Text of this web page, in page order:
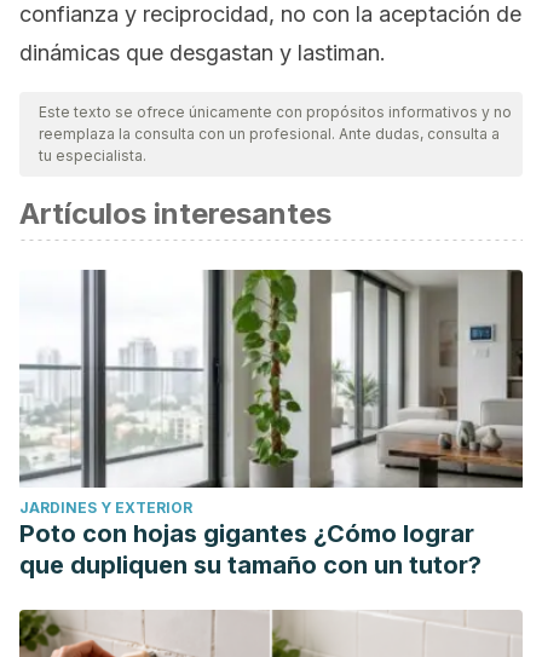
confianza y reciprocidad, no con la aceptación de
dinámicas que desgastan y lastiman.
Este texto se ofrece únicamente con propósitos informativos y no
reemplaza la consulta con un profesional. Ante dudas, consulta a
tu especialista.
Artículos interesantes
JARDINES Y EXTERIOR
Poto con hojas gigantes ¿Cómo lograr
que dupliquen su tamaño con un tutor?